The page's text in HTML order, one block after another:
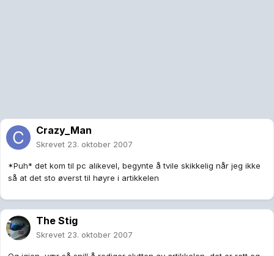
Crazy_Man
Skrevet 23. oktober 2007
*Puh* det kom til pc alikevel, begynte å tvile skikkelig når jeg ikke
så at det sto øverst til høyre i artikkelen
The Stig
Skrevet 23. oktober 2007